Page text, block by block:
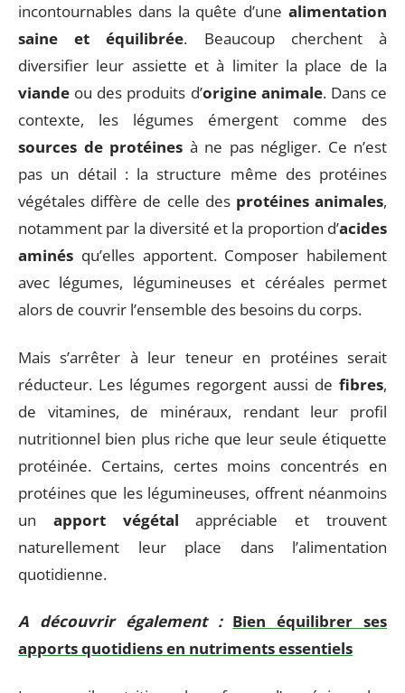
incontournables dans la quête d’une alimentation
saine et équilibrée. Beaucoup cherchent à
diversifier leur assiette et à limiter la place de la
viande ou des produits d’origine animale. Dans ce
contexte, les légumes émergent comme des
sources de protéines à ne pas négliger. Ce n’est
pas un détail : la structure même des protéines
végétales diffère de celle des protéines animales,
notamment par la diversité et la proportion d’acides
aminés qu’elles apportent. Composer habilement
avec légumes, légumineuses et céréales permet
alors de couvrir l’ensemble des besoins du corps.
Mais s’arrêter à leur teneur en protéines serait
réducteur. Les légumes regorgent aussi de fibres,
de vitamines, de minéraux, rendant leur profil
nutritionnel bien plus riche que leur seule étiquette
protéinée. Certains, certes moins concentrés en
protéines que les légumineuses, offrent néanmoins
un apport végétal appréciable et trouvent
naturellement leur place dans l’alimentation
quotidienne.
A découvrir également : Bien équilibrer ses
apports quotidiens en nutriments essentiels